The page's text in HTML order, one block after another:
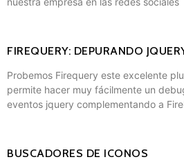
FIREQUERY: DEPURANDO
Probemos Firequery este excelente
permite hacer muy fácilmente un
eventos jquery complementando a
BUSCADORES DE ICONOS